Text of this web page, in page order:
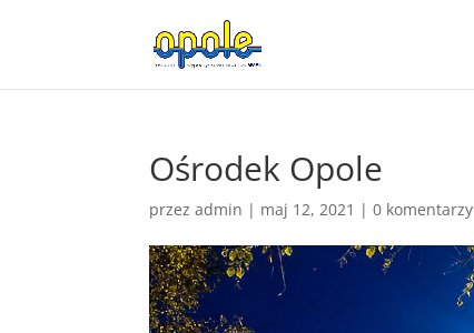
Ośrodek Opole
przezadmin | maj 12, 2021 |0 komentarzy